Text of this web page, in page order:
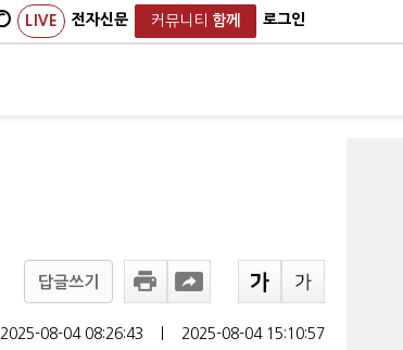
LIVE 전자신문 커뮤니티 함께 로그인
답글쓰기
2025-08-04 08:26:43 2025-08-04 15:10:57